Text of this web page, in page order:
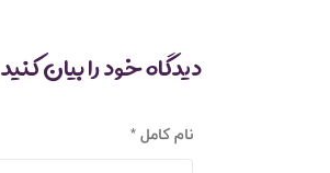
دیدگاه خود را بیان کنید
نام کامل